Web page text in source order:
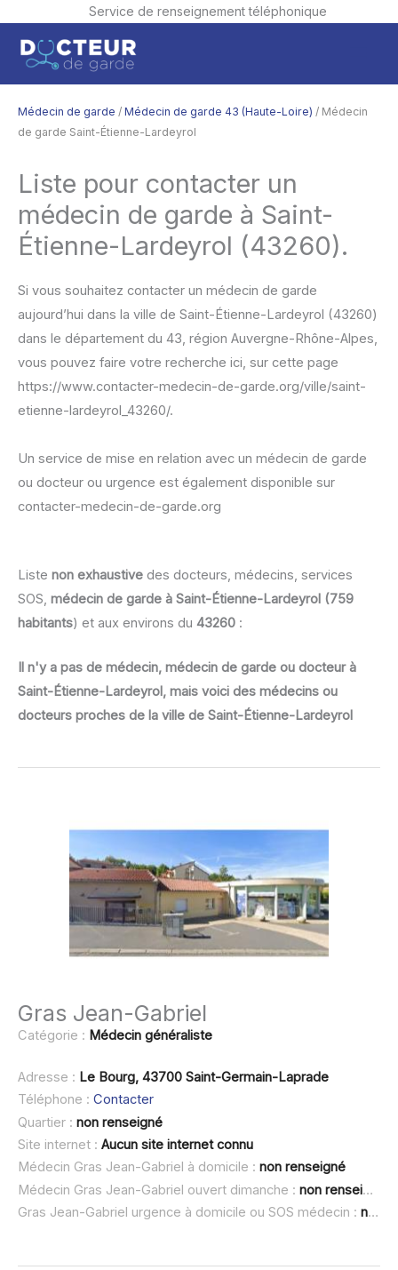
Service de renseignement téléphonique
contenu
Médecin de garde / Médecin de garde 43 (Haute-Loire) / Médecin
de garde Saint-Étienne-Lardeyrol
Liste pour contacter un
médecin de garde à Saint-
Étienne-Lardeyrol (43260).
Si vous souhaitez contacter un médecin de garde
aujourd’hui dans la ville de Saint-Étienne-Lardeyrol (43260)
dans le département du 43, région Auvergne-Rhône-Alpes,
vous pouvez faire votre recherche ici, sur cette page
https://www.contacter-medecin-de-garde.org/ville/saint-
etienne-lardeyrol_43260/.
Un service de mise en relation avec un médecin de garde
ou docteur ou urgence est également disponible sur
contacter-medecin-de-garde.org
Liste non exhaustive des docteurs, médecins, services
SOS, médecin de garde à Saint-Étienne-Lardeyrol (759
habitants) et aux environs du 43260 :
Il n'y a pas de médecin, médecin de garde ou docteur à
Saint-Étienne-Lardeyrol, mais voici des médecins ou
docteurs proches de la ville de Saint-Étienne-Lardeyrol
Gras Jean-Gabriel
Catégorie : Médecin généraliste
Adresse : Le Bourg, 43700 Saint-Germain-Laprade
Téléphone : Contacter
Quartier : non renseigné
Site internet : Aucun site internet connu
Médecin Gras Jean-Gabriel à domicile : non renseigné
Médecin Gras Jean-Gabriel ouvert dimanche : non renseigné
Gras Jean-Gabriel urgence à domicile ou SOS médecin : non renseigné